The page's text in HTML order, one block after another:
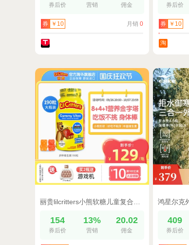
券后价 营销 佣金
券 ￥10 月销 0
券后价
券 ￥10
淘
154
券后价
13%
营销
20.02
佣金
409
券后价